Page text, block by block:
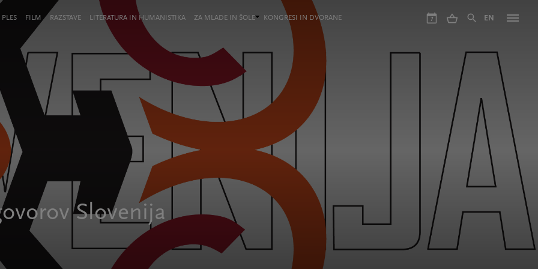
FILM RAZSTAVE LITERATURA IN HUMANISTIKA ZA MLADE IN ŠOLE KONGRESI IN DVORANE 7 EN
Slovenija